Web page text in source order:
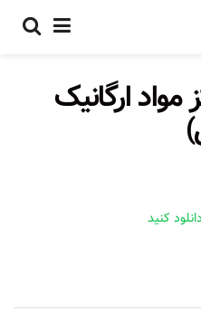
مواد ارگانیک
کنید